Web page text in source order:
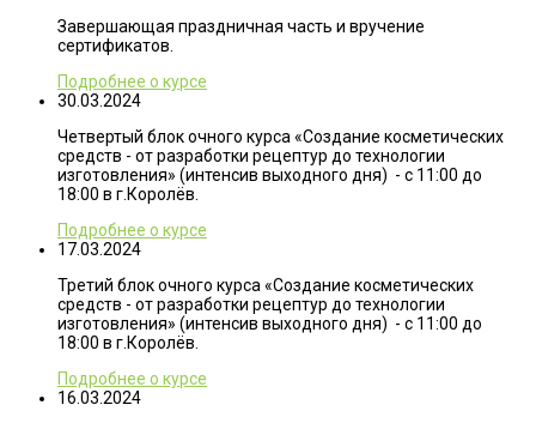
Завершающая праздничная часть и вручение
сертификатов.
Подробнее о курсе
30.03.2024
Четвертый блок очного курса «Создание косметических
средств - от разработки рецептур до технологии
изготовления» (интенсив выходного дня) - с 11:00 до
18:00 в г.Королёв.
Подробнее о курсе
17.03.2024
Третий блок очного курса «Создание косметических
средств - от разработки рецептур до технологии
изготовления» (интенсив выходного дня) - с 11:00 до
18:00 в г.Королёв.
Подробнее о курсе
16.03.2024